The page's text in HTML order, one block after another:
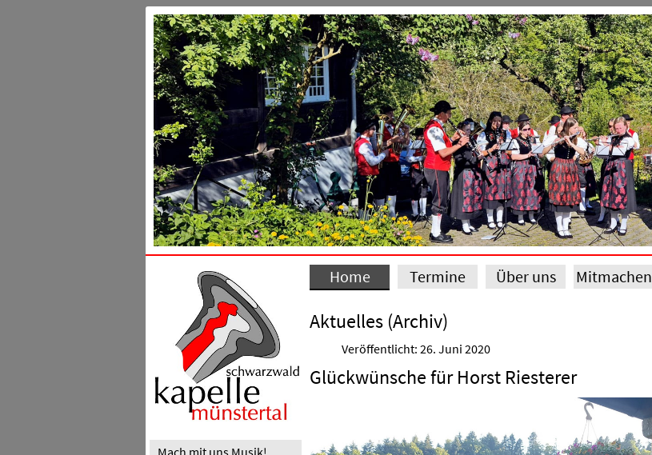
Mach mit uns Musik!
Home Termine Über uns Mitmachen
Aktuelles (Archiv)
Veröffentlicht: 26. Juni 2020
Glückwünsche für Horst Riesterer